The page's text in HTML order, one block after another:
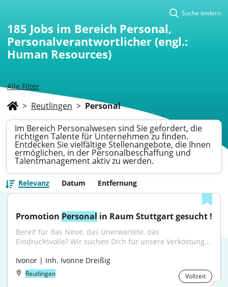
Alle Filter
Suche ändern
185 Jobs im Bereich Personal,
Personalverantwortlicher (engl.:
Human Resources)
> Reutlingen > Personal
Im Bereich Personalwesen sind Sie gefordert, die
richtigen Talente für Unternehmen zu finden.
Entdecken Sie vielfältige Stellenangebote, die Ihnen
ermöglichen, in der Personalbeschaffung und
Talentmanagement aktiv zu werden.
Relevanz Datum Entfernung
Promotion Personal in Raum Stuttgart gesucht !
Bereit für das Neue, das Unerwartete, das
Eindrucksvolle? Wir suchen Dich für unsere Verkostung...
Ivonor | Inh. Ivonne Dreißig
Reutlingen Vollzeit